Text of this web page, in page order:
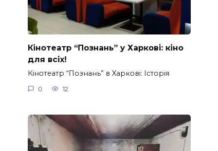
Кінотеатр “Познань” у Харкові: кіно
для всіх!
Кінотеатр “Познань” в Харкові: Історія
0 12